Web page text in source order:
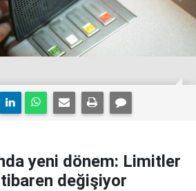
yeni dönem: Limitler
değişiyor